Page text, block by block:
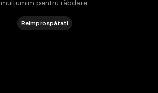
mulțumim pentru răbdare.
Reîmprospătați